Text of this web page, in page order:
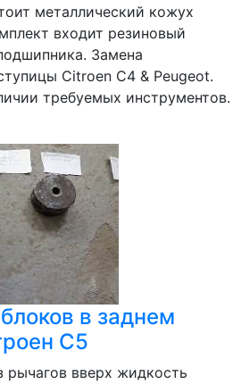
металлический кожух
входит резиновый
Замена
Citroen С4 & Peugeot.
требуемых инструментов.
в заднем
С5
вверх жидкость